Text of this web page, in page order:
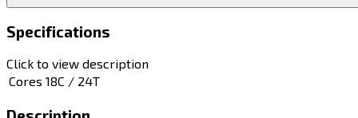
Specifications
Click to view description
Cores 18C / 24T